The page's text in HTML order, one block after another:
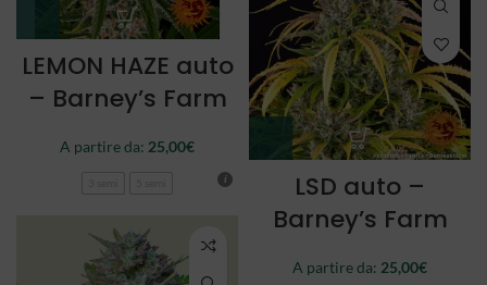
LEMON HAZE auto
– Barney’s Farm
A partire da: 25,00€
LSD auto –
Barney’s Farm
A partire da: 25,00€